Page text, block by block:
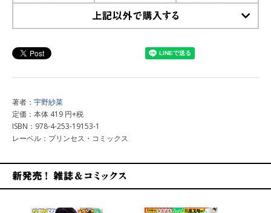
著者： 宇野紗菜
定価：本体 419 円+税
ISBN：978-4-253-19153-1
レーベル：プリンセス・コミックス